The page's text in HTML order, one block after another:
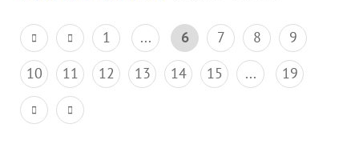
1 ... 6 7 8
9
10
11 12 13 14 15 ... 19